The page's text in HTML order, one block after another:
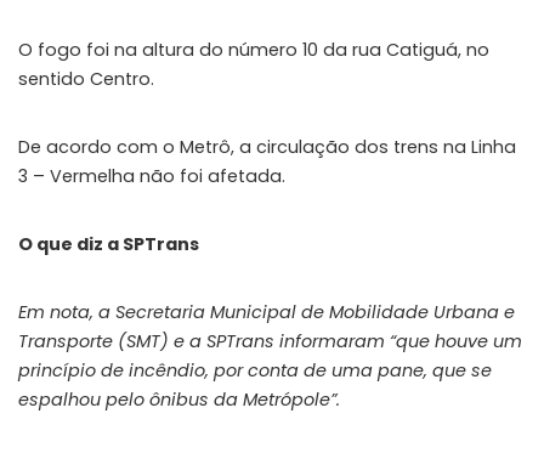
O fogo foi na altura do número 10 da rua Catiguá, no
sentido Centro.
De acordo com o Metrô, a circulação dos trens na Linha
3 – Vermelha não foi afetada.
O que diz a SPTrans
Em nota, a Secretaria Municipal de Mobilidade Urbana e
Transporte (SMT) e a SPTrans informaram “que houve um
princípio de incêndio, por conta de uma pane, que se
espalhou pelo ônibus da Metrópole”.